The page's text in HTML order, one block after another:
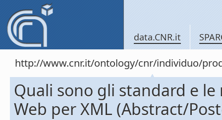
data.CNR.it
http://www.cnr.it/ontology/cnr/individuo/
Quali sono gli standard e
Web per XML (Abstract/